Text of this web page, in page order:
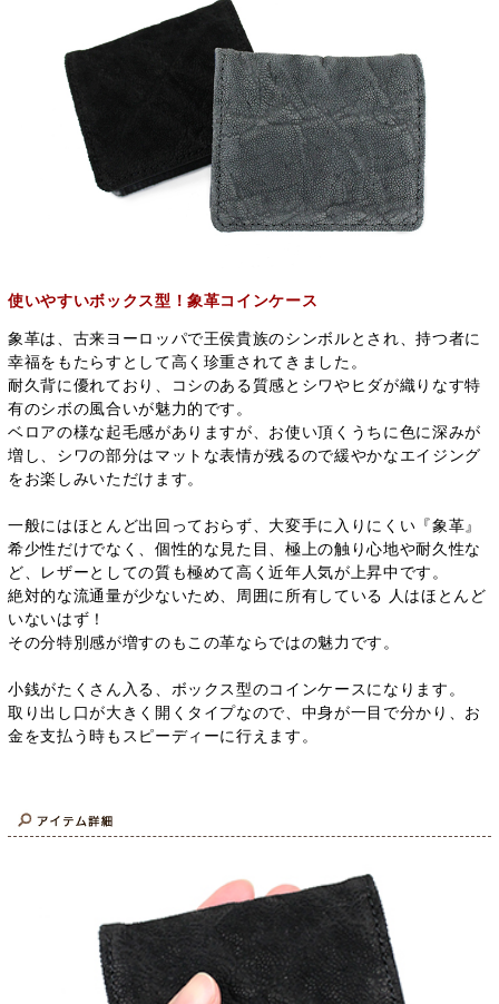
使いやすいボックス型！象革コインケース
象革は、古来ヨーロッパで王侯貴族のシンボルとされ、持つ者に
幸福をもたらすとして高く珍重されてきました。
耐久背に優れており、コシのある質感とシワやヒダが織りなす特
有のシボの風合いが魅力的です。
ベロアの様な起毛感がありますが、お使い頂くうちに色に深みが
増し、シワの部分はマットな表情が残るので緩やかなエイジング
をお楽しみいただけます。
一般にはほとんど出回っておらず、大変手に入りにくい『象革』
希少性だけでなく、個性的な見た目、極上の触り心地や耐久性な
ど、レザーとしての質も極めて高く近年人気が上昇中です。
絶対的な流通量が少ないため、周囲に所有している 人はほとんど
いないはず！
その分特別感が増すのもこの革ならではの魅力です。
小銭がたくさん入る、ボックス型のコインケースになります。
取り出し口が大きく開くタイプなので、中身が一目で分かり、お
金を支払う時もスピーディーに行えます。